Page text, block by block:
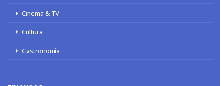
Cinema & TV
Cultura
Gastronomia